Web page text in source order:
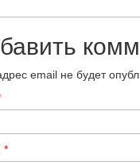
email не будет
*